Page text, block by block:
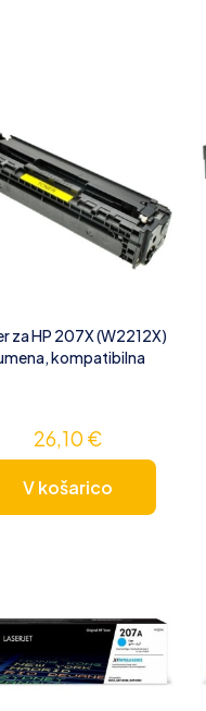
za HP 207X (W2212X)
kompatibilna
26,10 €
V košarico